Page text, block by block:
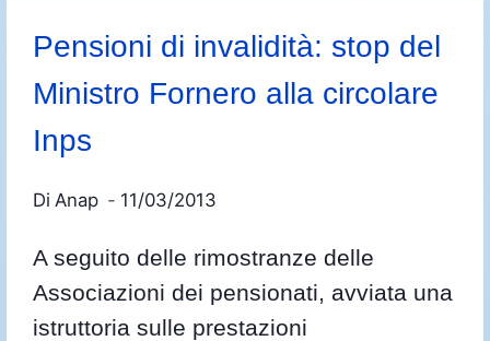
Pensioni di invalidità: stop del
Ministro Fornero alla circolare
Inps
Di Anap 11/03/2013
A seguito delle rimostranze delle
Associazioni dei pensionati, avviata una
istruttoria sulle prestazioni